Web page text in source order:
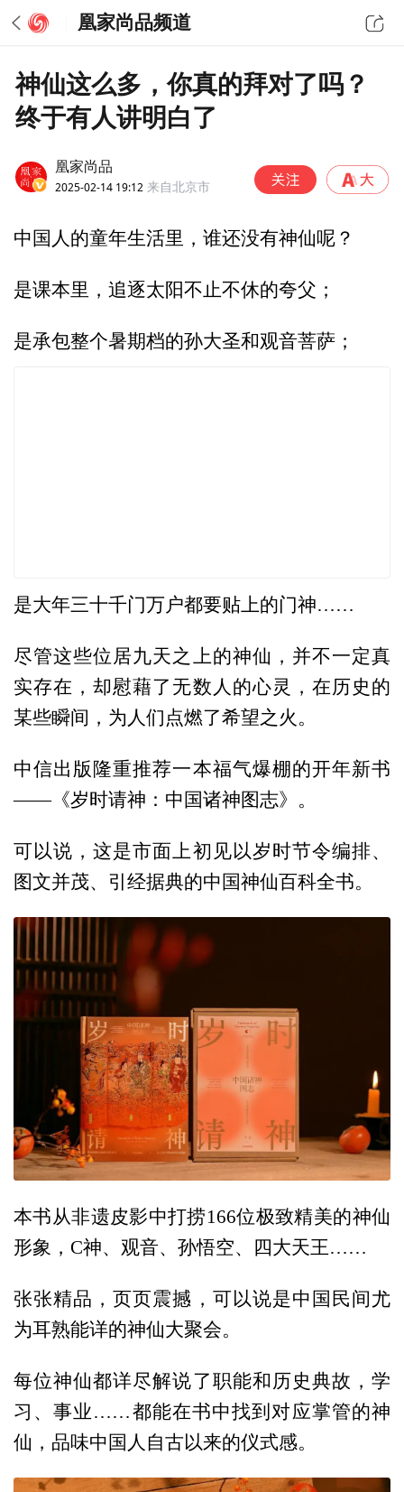
凰家尚品频道
神仙这么多，你真的拜对了吗？
终于有人讲明白了
凰家尚品
2025-02-14 19:12 来自北京市
中国人的童年生活里，谁还没有神仙呢？
是课本里，追逐太阳不止不休的夸父；
是承包整个暑期档的孙大圣和观音菩萨；
是大年三十千门万户都要贴上的门神……
尽管这些位居九天之上的神仙，并不一定真
实存在，却慰藉了无数人的心灵，在历史的
某些瞬间，为人们点燃了希望之火。
中信出版隆重推荐一本福气爆棚的开年新书
——《岁时请神：中国诸神图志》。
可以说，这是市面上初见以岁时节令编排、
图文并茂、引经据典的中国神仙百科全书。
本书从非遗皮影中打捞166位极致精美的神仙
形象，C神、观音、孙悟空、四大天王……
张张精品，页页震撼，可以说是中国民间尤
为耳熟能详的神仙大聚会。
每位神仙都详尽解说了职能和历史典故，学
习、事业……都能在书中找到对应掌管的神
仙，品味中国人自古以来的仪式感。